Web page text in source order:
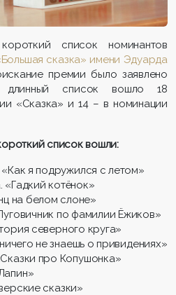
список номинантов
сказка» имени Эдуарда
премии было заявлено
длинный список вошло 18
«Сказка» и 14 – в номинации
список вошли:
я подружился с летом»
котёнок»
на белом слоне»
по фамилии Ёжиков»
северного круга»
не знаешь о привидениях»
про Копушонка»
сказки»